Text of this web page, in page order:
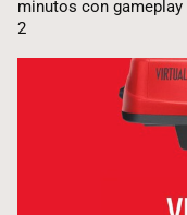
minutos con
2